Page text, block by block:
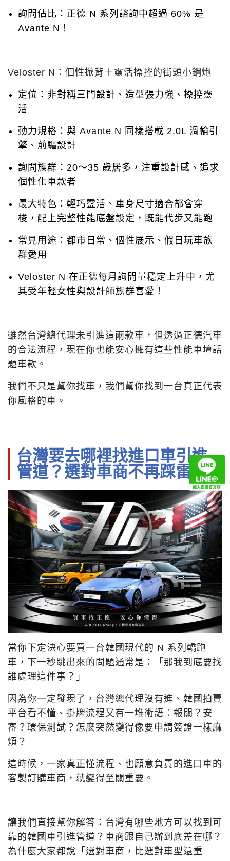
詢問佔比：正德 N 系列諮詢中超過 60% 是
Avante N！
Veloster N：個性掀背＋靈活操控的街頭小鋼炮
定位：非對稱三門設計、造型張力強、操控靈
活
動力規格：與 Avante N 同樣搭載 2.0L 渦輪引
擎、前驅設計
詢問族群：20～35 歲居多，注重設計感、追求
個性化車款者
最大特色：輕巧靈活、車身尺寸適合都會穿
梭，配上完整性能底盤設定，既能代步又能跑
常見用途：都市日常、個性展示、假日玩車族
群愛用
Veloster N 在正德每月詢問量穩定上升中，尤
其受年輕女性與設計師族群喜愛！
雖然台灣總代理未引進這兩款車，但透過正德汽車
的合法流程，現在你也能安心擁有這些性能車壇話
題車款。
我們不只是幫你找車，我們幫你找到一台真正代表
你風格的車。
台灣要去哪裡找進口車引進
管道？選對車商不再踩雷
當你下定決心要買一台韓國現代的 N 系列轎跑
車，下一秒跳出來的問題通常是：「那我到底要找
誰處理這件事？」
因為你一定發現了，台灣總代理沒有進、韓國拍賣
平台看不懂、掛牌流程又有一堆術語：報關？安
審？環保測試？怎麼突然變得像要申請簽證一樣麻
煩？
這時候，一家真正懂流程、也願意負責的進口車的
客製訂購車商，就變得至關重要。
讓我們直接幫你解答：台灣有哪些地方可以找到可
靠的韓國車引進管道？車商跟自己辦到底差在哪？
為什麼大家都說「選對車商，比選對車型還重